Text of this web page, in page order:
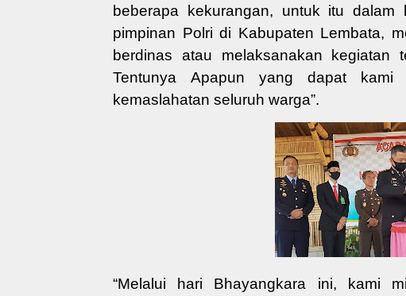
beberapa kekurangan, untuk itu
pimpinan Polri di Kabupaten Lembata,
berdinas atau melaksanakan kegiatan
Tentunya Apapun yang dapat kami
kemaslahatan seluruh warga”.
“Melalui hari Bhayangkara ini, kami